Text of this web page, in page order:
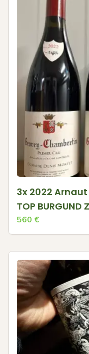
3x 2022
TOP BURGUND
560 €